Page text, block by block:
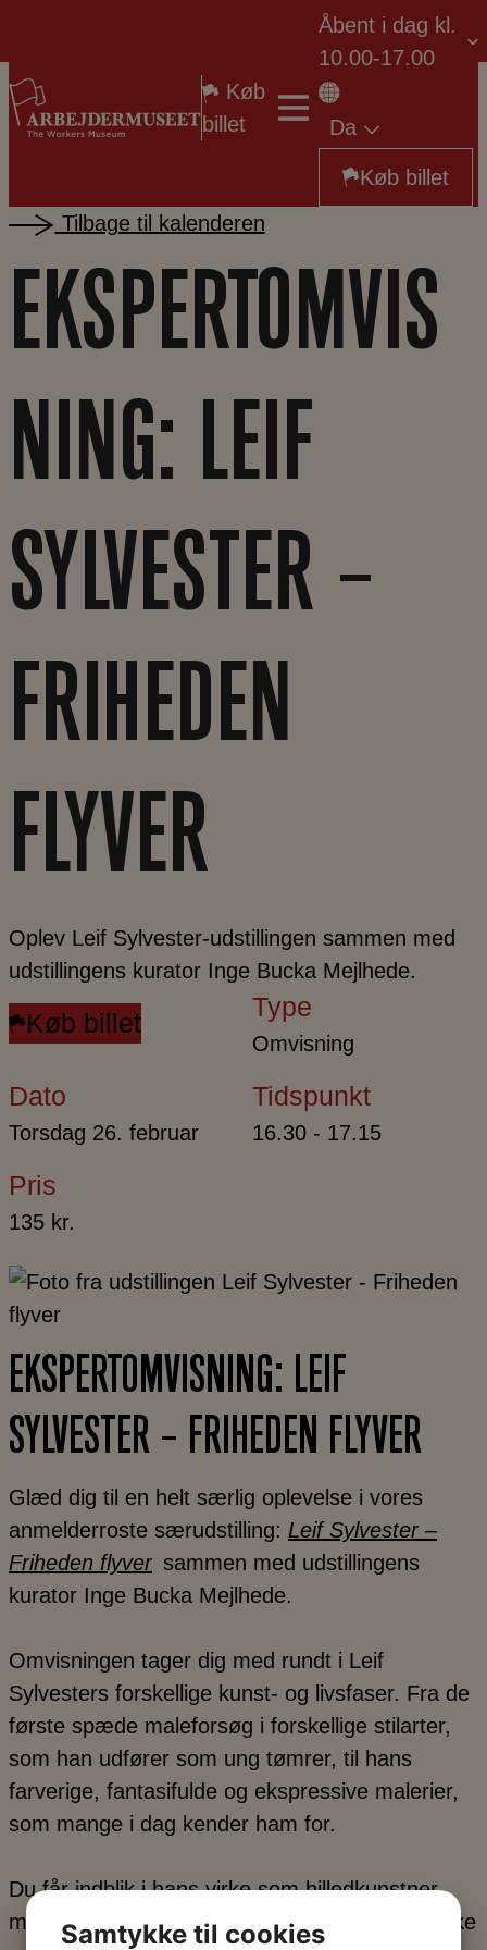
til
indholdet
Køb
billet
Åbent i dag kl.
10.00-17.00
Da
Køb billet
Tilbage til kalenderen
EKSPERTOMVIS
NING: LEIF
SYLVESTER –
FRIHEDEN
FLYVER
Oplev Leif Sylvester-udstillingen sammen med
udstillingens kurator Inge Bucka Mejlhede.
Køb billet
Type
Omvisning
Dato
Torsdag 26. februar
Tidspunkt
16.30 - 17.15
Pris
135 kr.
EKSPERTOMVISNING: LEIF
SYLVESTER – FRIHEDEN FLYVER
Glæd dig til en helt særlig oplevelse i vores
anmelderroste særudstilling: Leif Sylvester –
Friheden flyversammen med udstillingens
kurator Inge Bucka Mejlhede.
Omvisningen tager dig med rundt i Leif
Sylvesters forskellige kunst- og livsfaser. Fra de
første spæde maleforsøg i forskellige stilarter,
som han udfører som ung tømrer, til hans
farverige, fantasifulde og ekspressive malerier,
som mange i dag kender ham for.
Du får indblik i hans virke som billedkunstner,
men også i hans tid som del af den legendariske
Støt Arbejdermuseet
Samtykke til cookies